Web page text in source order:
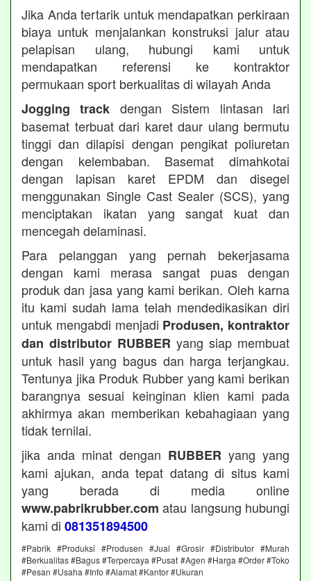
Jika Anda tertarik untuk mendapatkan perkiraan
biaya untuk menjalankan konstruksi jalur atau
pelapisan ulang, hubungi kami untuk
mendapatkan referensi ke kontraktor
permukaan sport berkualitas di wilayah Anda
Jogging track dengan Sistem lintasan lari
basemat terbuat dari karet daur ulang bermutu
tinggi dan dilapisi dengan pengikat poliuretan
dengan kelembaban. Basemat dimahkotai
dengan lapisan karet EPDM dan disegel
menggunakan Single Cast Sealer (SCS), yang
menciptakan ikatan yang sangat kuat dan
mencegah delaminasi.
Para pelanggan yang pernah bekerjasama
dengan kami merasa sangat puas dengan
produk dan jasa yang kami berikan. Oleh karna
itu kami sudah lama telah mendedikasikan diri
untuk mengabdi menjadi Produsen, kontraktor
dan distributor RUBBER yang siap membuat
untuk hasil yang bagus dan harga terjangkau.
Tentunya jika Produk Rubber yang kami berikan
barangnya sesuai keinginan klien kami pada
akhirmya akan memberikan kebahagiaan yang
tidak ternilai.
jika anda minat dengan RUBBER yang yang
kami ajukan, anda tepat datang di situs kami
yang berada di media online
www.pabrikrubber.com atau langsung hubungi
kami di 081351894500
#Pabrik #Produksi #Produsen #Jual #Grosir #Distributor #Murah
#Berkualitas #Bagus #Terpercaya #Pusat #Agen #Harga #Order #Toko
#Pesan #Usaha #Info #Alamat #Kantor #Ukuran